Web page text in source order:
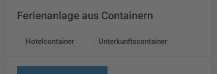
Ferienanlage aus Containern
Hotelcontainer Unterkunftscontainer